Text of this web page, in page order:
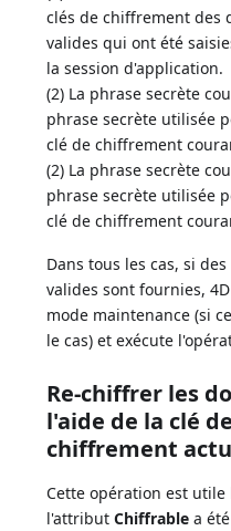
clés de chiffrement des
valides qui ont été
la session d'application.
(2) La phrase secrète
phrase secrète utilisée
clé de chiffrement
(2) La phrase secrète
phrase secrète utilisée
clé de chiffrement
Dans tous les cas, si
valides sont fournies,
mode maintenance (si
le cas) et exécute
Re-chiffrer les
l'aide de la clé de
chiffrement
Cette opération est utile
l'attributChiffrable a